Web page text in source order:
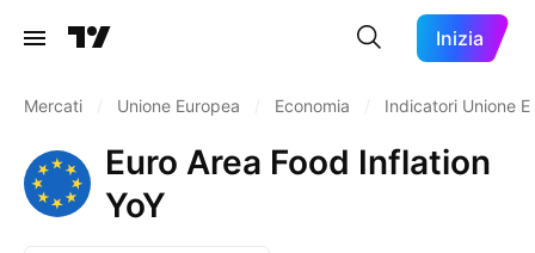
Inizia
Mercati Unione Europea Economia Indicatori Unione
Euro Area Food Inflation
YoY